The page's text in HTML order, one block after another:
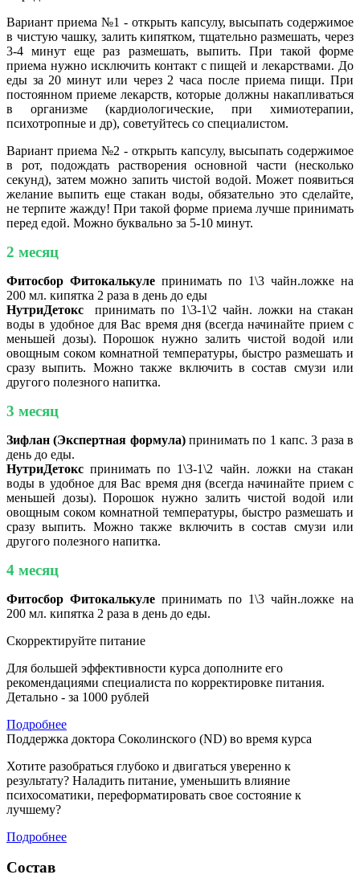
Вариант приема №1 - открыть капсулу, высыпать содержимое
в чистую чашку, залить кипятком, тщательно размешать, через
3-4 минут еще раз размешать, выпить. При такой форме
приема нужно исключить контакт с пищей и лекарствами. До
еды за 20 минут или через 2 часа после приема пищи. При
постоянном приеме лекарств, которые должны накапливаться
в организме (кардиологические, при химиотерапии,
психотропные и др), советуйтесь со специалистом.
Вариант приема №2 - открыть капсулу, высыпать содержимое
в рот, подождать растворения основной части (несколько
секунд), затем можно запить чистой водой. Может появиться
желание выпить еще стакан воды, обязательно это сделайте,
не терпите жажду! При такой форме приема лучше принимать
перед едой. Можно буквально за 5-10 минут.
2 месяц
Фитосбор Фитокалькуле принимать по 1\3 чайн.ложке на
200 мл. кипятка 2 раза в день до еды
НутриДетокспринимать по 1\3-1\2 чайн. ложки на стакан
воды в удобное для Вас время дня (всегда начинайте прием с
меньшей дозы). Порошок нужно залить чистой водой или
овощным соком комнатной температуры, быстро размешать и
сразу выпить. Можно также включить в состав смузи или
другого полезного напитка.
3 месяц
Зифлан (Экспертная формула)принимать по 1 капс. 3 раза в
день до еды.
НутриДетокспринимать по 1\3-1\2 чайн. ложки на стакан
воды в удобное для Вас время дня (всегда начинайте прием с
меньшей дозы). Порошок нужно залить чистой водой или
овощным соком комнатной температуры, быстро размешать и
сразу выпить. Можно также включить в состав смузи или
другого полезного напитка.
4 месяц
Фитосбор Фитокалькуле принимать по 1\3 чайн.ложке на
200 мл. кипятка 2 раза в день до еды.
Скорректируйте питание
Для большей эффективности курса дополните его
рекомендациями специалиста по корректировке питания.
Детально - за 1000 рублей
Подробнее
Поддержка доктора Соколинского (ND) во время курса
Хотите разобраться глубоко и двигаться уверенно к
результату? Наладить питание, уменьшить влияние
психосоматики, переформатировать свое состояние к
лучшему?
Подробнее
Состав